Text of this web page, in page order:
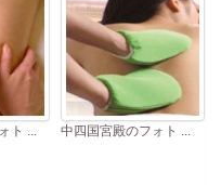
ト ... 中四国宮殿のフォト ...